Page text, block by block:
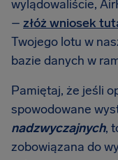
wylądowaliście,
– złóż wniosek
Twojego lotu w
bazie danych w
Pamiętaj, że jeśli
spowodowane
nadzwyczajnych,
zobowiązana do